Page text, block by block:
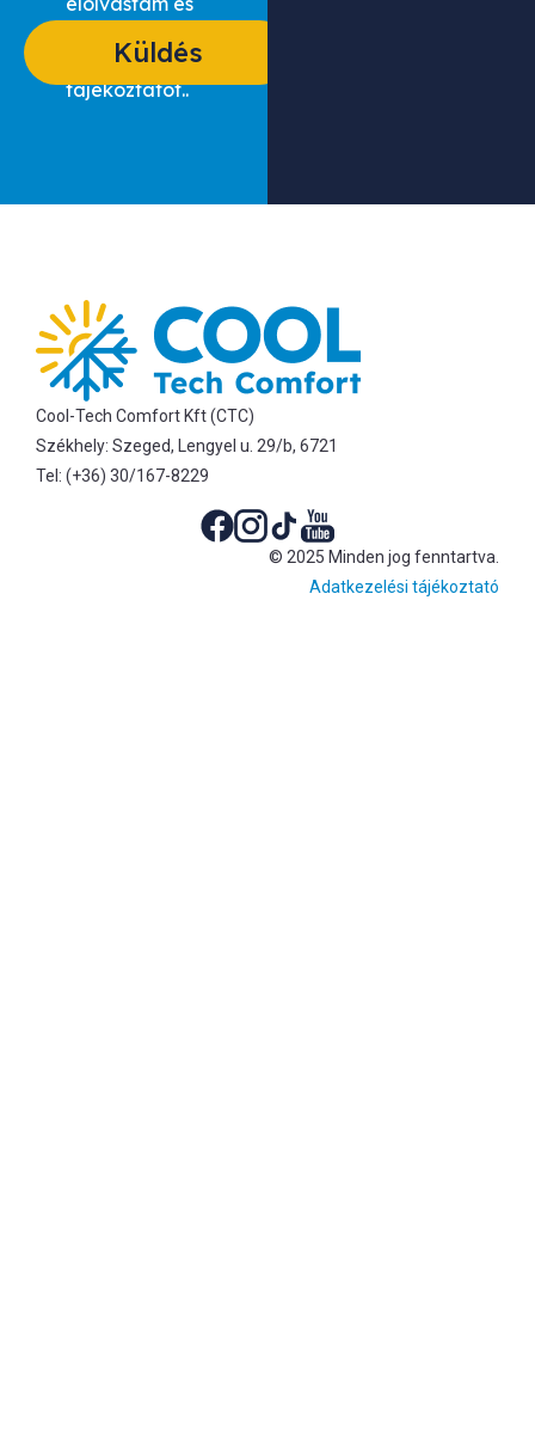
az adatvédelmi
tájékoztatót..
Küldés
Cool-Tech Comfort Kft (CTC)
Székhely: Szeged, Lengyel u. 29/b, 6721
Tel: (+36) 30/167-8229
© 2025 Minden jog fenntartva.
Adatkezelési tájékoztató